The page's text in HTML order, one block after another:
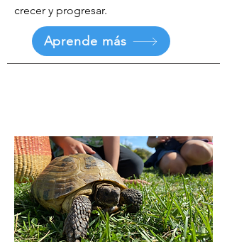
crecer y progresar.
Aprende más